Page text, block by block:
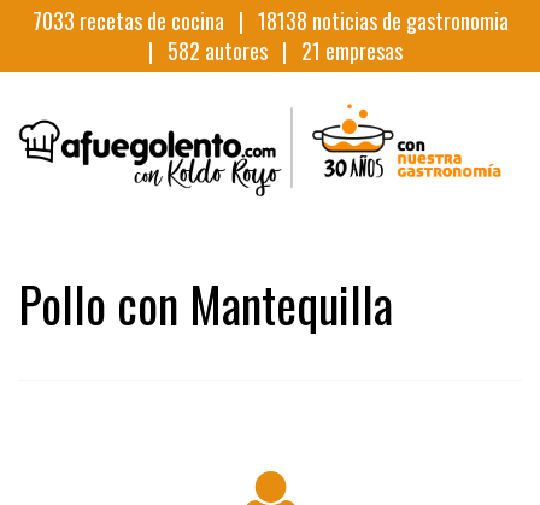
7033 recetas de cocina | 18138 noticias de gastronomia
| 582 autores | 21 empresas
Pollo con Mantequilla